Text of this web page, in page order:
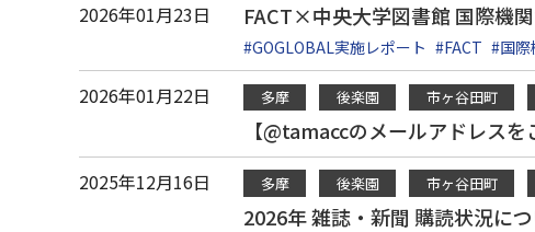
2026年01月23日 FACT×中央大学図書館 国際機
#GOGLOBAL実施レポート #FACT #国際
2026年01月22日 多摩 後楽園 市ヶ谷田町
【@tamaccのメールアドレス
2025年12月16日 多摩 後楽園 市ヶ谷田町
2026年 雑誌・新聞 購読状況に